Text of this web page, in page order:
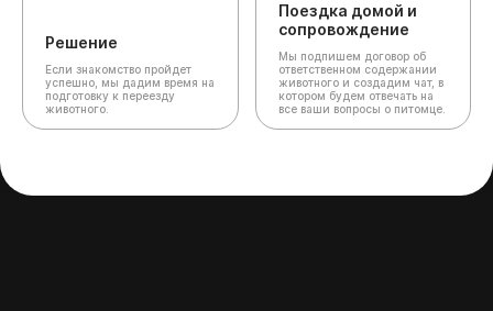
Решение
Если знакомство пройдет
успешно, мы дадим время на
подготовку к переезду
животного.
Поездка домой и
сопровождение
Мы подпишем договор об
ответственном содержании
животного и создадим чат, в
котором будем отвечать на
все ваши вопросы о питомце.